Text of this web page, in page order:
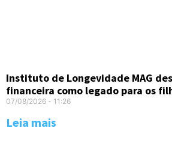
Instituto de Longevidade MAG
financeira como legado para os
07/08/2026 11:26
Leia mais